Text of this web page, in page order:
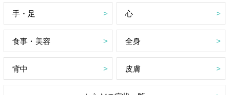
手・足 心
食事・美容 全身
背中 皮膚